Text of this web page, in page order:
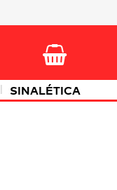
| SINALÉTICA